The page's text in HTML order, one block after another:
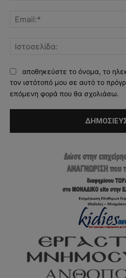
αποθηκεύστε το όνομα, το
τον ιστότοπό μου σε αυτό το
επόμενη φορά που θα σχολιάσω.